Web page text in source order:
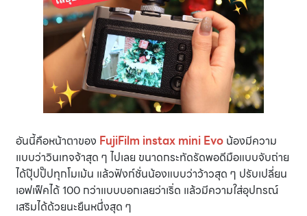
อันนี้คือหน้าตาของ FujiFilm instax mini Evo น้องมีความ
แบบว่าวินเทจจ้าสุด ๆ ไปเลย ขนาดกระทัดรัดพอดีมือแบบจับถ่าย
ได้ปุ๊ปปั๊ปทุกโมเม้น แล้วฟังก์ชั่นน้องแบบว่าว้าวสุด ๆ ปรับเปลี่ยน
เอฟเฟ็คได้ 100 กว่าแบบบอกเลยว่าเริ่ด แล้วมีความใส่อุปกรณ์
เสริมได้ด้วยนะยืนหนึ่งสุด ๆ